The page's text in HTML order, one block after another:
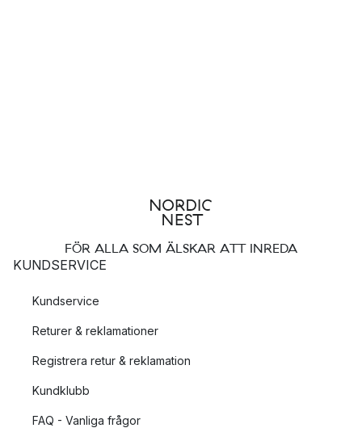
FÖR ALLA SOM ÄLSKAR ATT INREDA
KUNDSERVICE
Kundservice
Returer & reklamationer
Registrera retur & reklamation
Kundklubb
FAQ - Vanliga frågor